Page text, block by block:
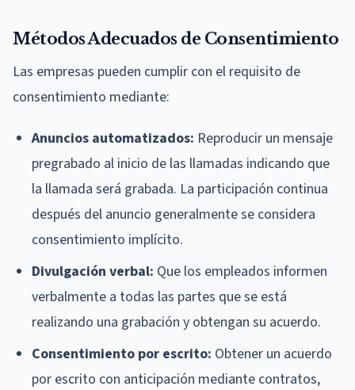
Métodos Adecuados de Consentimiento
Las empresas pueden cumplir con el requisito de
consentimiento mediante:
Anuncios automatizados: Reproducir un mensaje
pregrabado al inicio de las llamadas indicando que
la llamada será grabada. La participación continua
después del anuncio generalmente se considera
consentimiento implícito.
Divulgación verbal: Que los empleados informen
verbalmente a todas las partes que se está
realizando una grabación y obtengan su acuerdo.
Consentimiento por escrito: Obtener un acuerdo
por escrito con anticipación mediante contratos,